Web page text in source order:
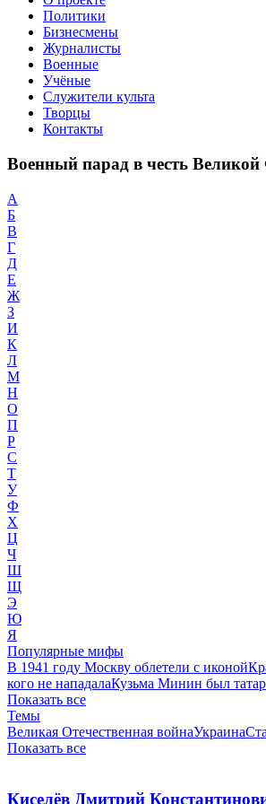
Политики
Бизнесмены
Журналисты
Военные
Учёные
Служители культа
Творцы
Контакты
Военный парад в честь
А
Б
В
Г
Д
Е
Ж
З
И
К
Л
М
Н
О
П
Р
С
Т
У
Ф
Х
Ц
Ч
Ш
Щ
Э
Ю
Я
Популярные мифы
В 1941 году Москву облетели с иконой
кого не нападалаКузьма Минин был
Показать все
Темы
Великая Отечественная войнаУкраина
Показать все
Киселёв Дмитрий